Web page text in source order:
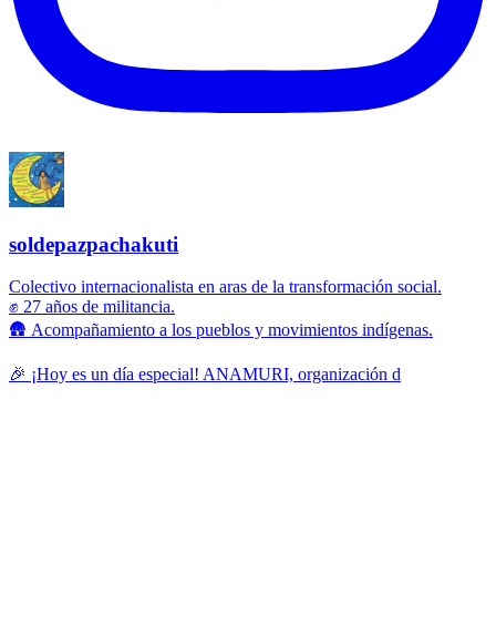
soldepazpachakuti
Colectivo internacionalista en aras de la transformación social.
✊ 27 años de militancia.
🛖 Acompañamiento a los pueblos y movimientos indígenas.
🎉 ¡Hoy es un día especial! ANAMURI, organización d